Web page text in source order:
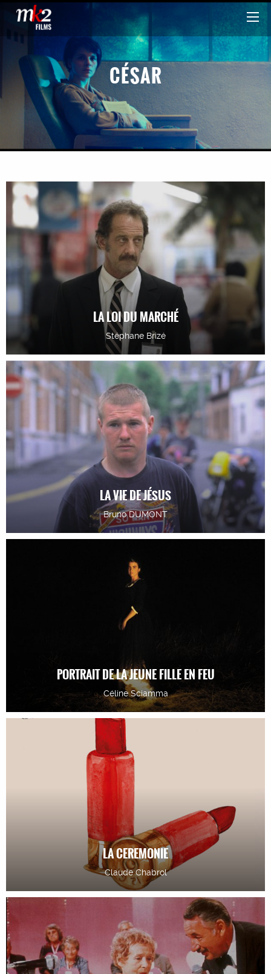
CÉSAR
LA LOI DU MARCHÉ
Stéphane Brizé
LA VIE DE JÉSUS
Bruno DUMONT
PORTRAIT DE LA JEUNE FILLE EN FEU
Céline Sciamma
LA CEREMONIE
Claude Chabrol